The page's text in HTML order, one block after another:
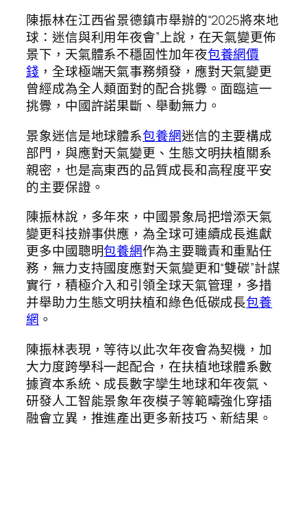
陳振林在江西省景德鎮市舉辦的“2025將來地
球：迷信與利用年夜會”上說，在天氣變更佈
景下，天氣體系不穩固性加年夜包養網價
錢 ，全球極端天氣事務頻發，應對天氣變更
曾經成為全人類面對的配合挑釁。面臨這一
挑釁，中國許諾果斷、舉動無力。
景象迷信是地球體系包養網迷信的主要構成
部門，與應對天氣變更、生態文明扶植關系
親密，也是高東西的品質成長和高程度平安
的主要保證。
陳振林說，多年來，中國景象局把增添天氣
變更科技辦事供應，為全球可連續成長進獻
更多中國聰明包養網作為主要職責和重點任
務，無力支持國度應對天氣變更和“雙碳”計謀
實行，積極介入和引領全球天氣管理，多措
并舉助力生態文明扶植和綠色低碳成長包養
網 。
陳振林表現，等待以此次年夜會為契機，加
大力度跨學科一起配合，在扶植地球體系數
據資本系統、成長數字孿生地球和年夜氣、
研發人工智能景象年夜模子等範疇強化穿插
融會立異，推進產出更多新技巧、新結果。